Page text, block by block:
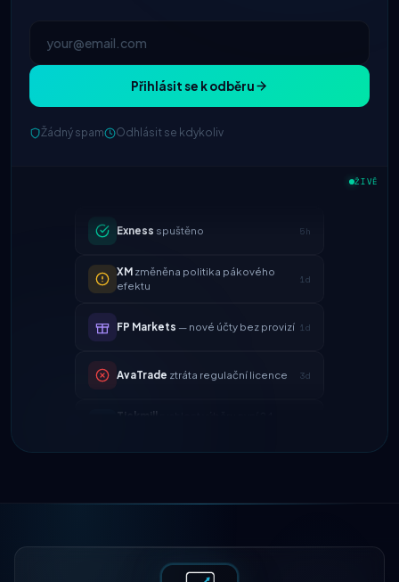
Přihlásit se k odběru
Žádný spam Odhlásit se kdykoliv
ŽIVĚ
IC Marketssnížený spread
XMzměněna politika pákového
1d
FP Markets 1d
AvaTradeztráta regulační licence 3d
Tickmillrychlost výběru nyní 24
4d
FP Markets — nové účty bez provizí